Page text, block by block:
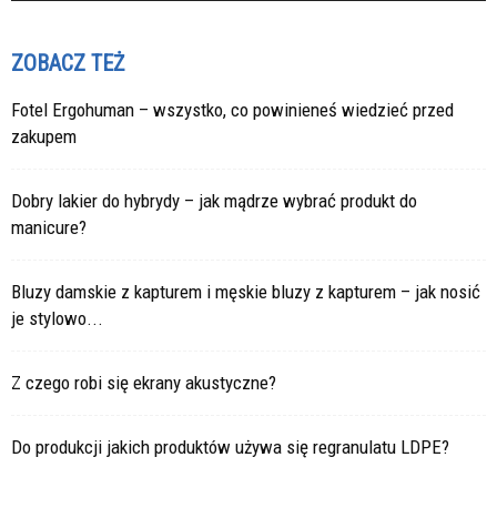
ZOBACZ TEŻ
Fotel Ergohuman – wszystko, co powinieneś wiedzieć przed
zakupem
Dobry lakier do hybrydy – jak mądrze wybrać produkt do
manicure?
Bluzy damskie z kapturem i męskie bluzy z kapturem – jak nosić
je stylowo...
Z czego robi się ekrany akustyczne?
Do produkcji jakich produktów używa się regranulatu LDPE?